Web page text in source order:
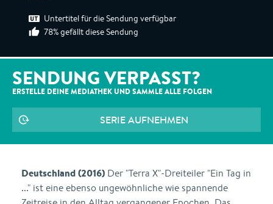
Untertitel für die Sendung verfügbar
78% gefällt diese Sendung
SENDUNG VERPASST?
ERSTELLE DEINE MEDIATHEK UND SAMMLE ALLE FOLGEN
SERIE AUFNEHMEN
Deutschland (2016) Der "Terra X"-Dreiteiler "Ein Tag in
..." ist eine ebenso ungewöhnliche wie spannende